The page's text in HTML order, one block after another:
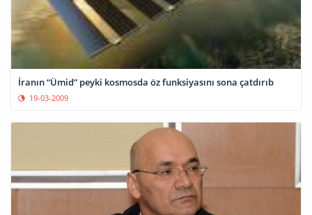
İranın “Ümid” peyki kosmosda öz funksiyasını sona çatdırıb
19-03-2009